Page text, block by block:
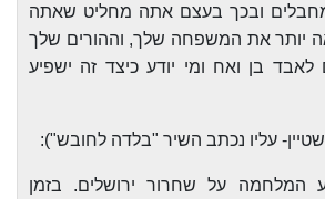
ובכך בעצם אתה מחליט שאתה
יותר את המשפחה שלך, וההורים שלך
בן ואח ומי יודע כיצד זה ישפיע
על שחרור ירושלים. בזמן